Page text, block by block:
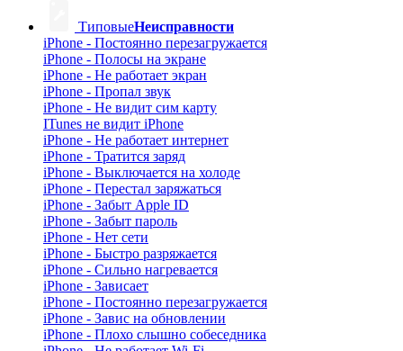
ТиповыеНеисправности
iPhone - Постоянно перезагружается
iPhone - Полосы на экране
iPhone - Не работает экран
iPhone - Пропал звук
iPhone - Не видит сим карту
ITunes не видит iPhone
iPhone - Не работает интернет
iPhone - Тратится заряд
iPhone - Выключается на холоде
iPhone - Перестал заряжаться
iPhone - Забыт Apple ID
iPhone - Забыт пароль
iPhone - Нет сети
iPhone - Быстро разряжается
iPhone - Сильно нагревается
iPhone - Зависает
iPhone - Постоянно перезагружается
iPhone - Завис на обновлении
iPhone - Плохо слышно собеседника